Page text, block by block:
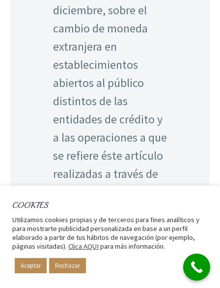
diciembre, sobre el
cambio de moneda
extranjera en
establecimientos
abiertos al público
distintos de las
entidades de crédito y
a las operaciones a que
se refiere éste artículo
realizadas a través de
16/2009, de 13 de
noviembre, de
servicios de pago.»
COOKIES
Utilizamos cookies propias y de terceros para fines analíticos y
para mostrarte publicidad personalizada en base a un perfil
elaborado a partir de tus hábitos de navegación (por ejemplo,
páginas visitadas). Clica AQUI para más información.
Aceptar Rechazar